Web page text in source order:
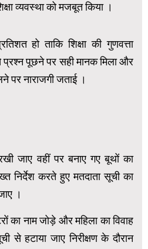
व्यवस्था को मजबूत किया ।
हो ताकि शिक्षा की गुणवत्ता
प्रश्न पूछने पर सही मानक मिला और
पर नाराजगी जताई ।
जाए वहीं पर बनाए गए बूथों का
निर्देश करते हुए मतदाता सूची का
।
का नाम जोड़े और महिला का विवाह
से हटाया जाए निरीक्षण के दौरान